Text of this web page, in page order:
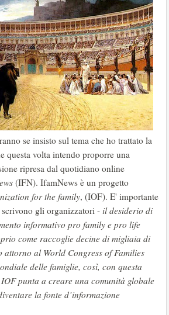
se insisto sul tema che ho trattato la
questa volta intendo proporre una
ripresa dal quotidiano online
(IFN). IfamNews è un progetto
for the family, (IOF). E' importante
gli organizzatori -il desiderio di
informativo pro family e pro life
come raccoglie decine di migliaia di
attorno al World Congress of Families
delle famiglie, così, con questa
punta a creare una comunità globale
la fonte d’informazione